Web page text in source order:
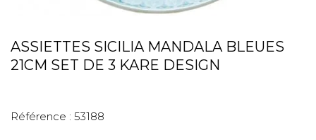
ASSIETTES SICILIA MANDALA BLEUES
21CM SET DE 3 KARE DESIGN
Référence : 53188